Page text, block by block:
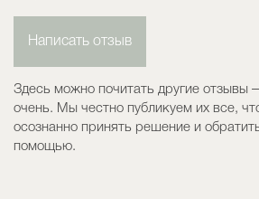
Написать отзыв
Здесь можно почитать другие отзывы
очень. Мы честно публикуем их все,
осознанно принять решение и
помощью.